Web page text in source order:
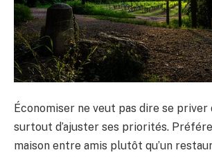
Économiser ne veut pas dire se priver
surtout d’ajuster ses priorités.
maison entre amis plutôt qu’un